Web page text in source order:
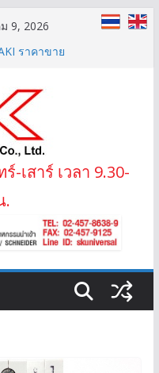
9, 2026
คอนโทรลทองแดงฝอย
(VSF)
MM2
-เสาร์ เวลา 9.30-
.